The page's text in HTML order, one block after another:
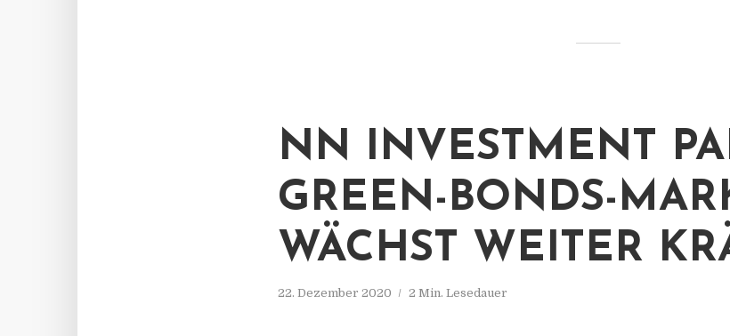
NN INVESTMENT
GREEN-BONDS-
WÄCHST WEITER
22. Dezember 2020 2 Min. Lesedauer